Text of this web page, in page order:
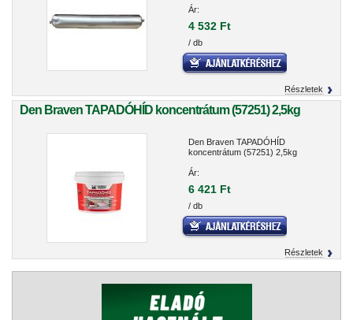
Ár:
4 532 Ft
/ db
Részletek
Den Braven TAPADÓHÍD koncentrátum (57251) 2,5kg
Den Braven TAPADÓHÍD
koncentrátum (57251) 2,5kg
Ár:
6 421 Ft
/ db
Részletek